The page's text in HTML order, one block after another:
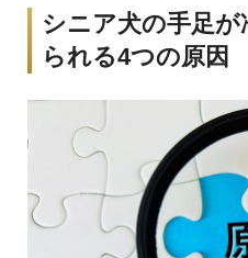
シニア犬の手足が
られる4つの原因